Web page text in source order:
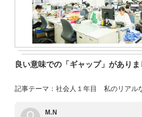
良い意味での「ギャップ」がありま
記事テーマ：社会人１年目 私のリアル
M.N